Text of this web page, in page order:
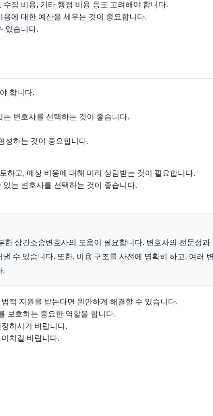
집 비용, 기타 행정 비용 등도 고려해야 합니다.
에 대한 예산을 세우는 것이 중요합니다.
있습니다.
합니다.
변호사를 선택하는 것이 좋습니다.
성하는 것이 중요합니다.
하고, 예상 비용에 대해 미리 상담받는 것이 필요합니다.
는 변호사를 선택하는 것이 좋습니다.
상간소송변호사의 도움이 필요합니다. 변호사의 전문성과
수 있습니다. 또한, 비용 구조를 사전에 명확히 하고, 여러 변
.
적 지원을 받는다면 원만하게 해결할 수 있습니다.
보호하는 중요한 역할을 합니다.
하시기 바랍니다.
치길 바랍니다.